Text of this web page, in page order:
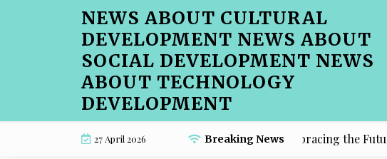
NEWS ABOUT CULTURAL
DEVELOPMENT NEWS ABOUT
SOCIAL DEVELOPMENT NEWS
ABOUT TECHNOLOGY
DEVELOPMENT
27 April 2026 Breaking News
Fintech Frontiers: How Albany is Embracing the Future